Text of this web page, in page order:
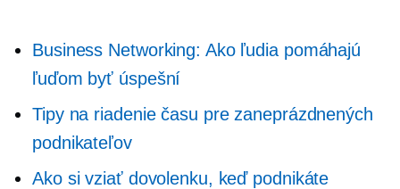
Business Networking: Ako ľudia pomáhajú
ľuďom byť úspešní
Tipy na riadenie času pre zaneprázdnených
podnikateľov
Ako si vziať dovolenku, keď podnikáte